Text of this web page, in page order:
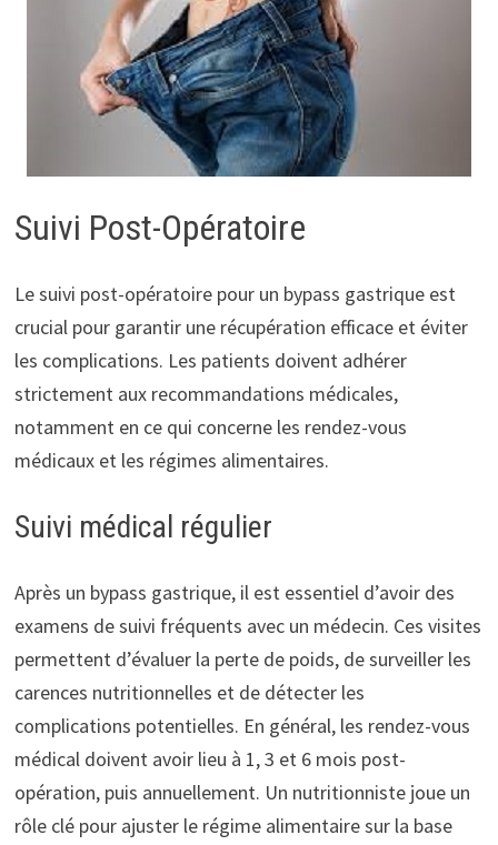
Suivi Post-Opératoire
Le suivi post-opératoire pour un bypass gastrique est
crucial pour garantir une récupération efficace et éviter
les complications. Les patients doivent adhérer
strictement aux recommandations médicales,
notamment en ce qui concerne les rendez-vous
médicaux et les régimes alimentaires.
Suivi médical régulier
Après un bypass gastrique, il est essentiel d’avoir des
examens de suivi fréquents avec un médecin. Ces visites
permettent d’évaluer la perte de poids, de surveiller les
carences nutritionnelles et de détecter les
complications potentielles. En général, les rendez-vous
médical doivent avoir lieu à 1, 3 et 6 mois post-
opération, puis annuellement. Un nutritionniste joue un
rôle clé pour ajuster le régime alimentaire sur la base